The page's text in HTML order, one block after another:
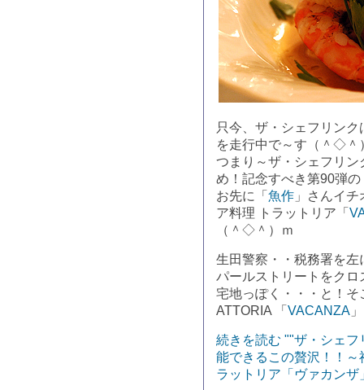
只今、ザ・シェフリン
を走行中で～す（＾◇＾
つまり～ザ・シェフリ
め！記念すべき第90弾の
お先に「 魚作 」さんイ
ア料理 トラットリア「
（＾◇＾）ｍ
生田警察・・税務署を
パールストリートをク
宅地っぽく・・・と！
ATTORIA 「 VACANZA
続きを読む ""ザ・シェ
能できるこの贅沢！！
ラットリア「ヴァカンザ